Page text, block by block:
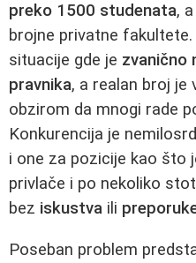
preko 1500 studenata,
brojne privatne
situacije gde je zvanično
pravnika, a realan broj je
obzirom da mnogi rade
Konkurencija je
i one za pozicije kao što
privlače i po nekoliko
bez iskustva ili
Poseban problem